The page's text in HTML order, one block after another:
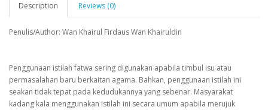
Description Reviews (0)
Penulis/Author: Wan Khairul Firdaus Wan Khairuldin
Penggunaan istilah fatwa sering digunakan apabila timbul isu atau
permasalahan baru berkaitan agama. Bahkan, penggunaan istilah ini
seakan tidak tepat pada kedudukannya yang sebenar. Masyarakat
kadang kala menggunakan istilah ini secara umum apabila merujuk